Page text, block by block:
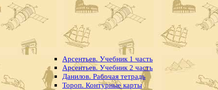
Арсентьев. Учебник 1 часть
Арсентьев. Учебник 2 часть
Данилов. Рабочая тетрадь
Тороп. Контурные карты